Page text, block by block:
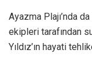
Ayazma Plajı’nda
ekipleri tarafından
Yıldız’ın hayati